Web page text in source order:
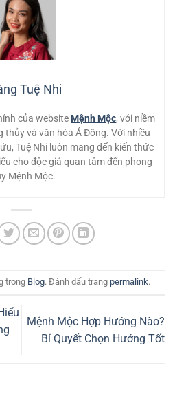
Tuệ Nhi
của website Mệnh Mộc, với niềm
thủy và văn hóa Á Đông. Với nhiều
Tuệ Nhi luôn mang đến kiến thức
cho độc giả quan tâm đến phong
Mệnh Mộc.
trong Blog. Đánh dấu trang permalink.
Mệnh Mộc Hợp Hướng Nào?
Bí Quyết Chọn Hướng Tốt